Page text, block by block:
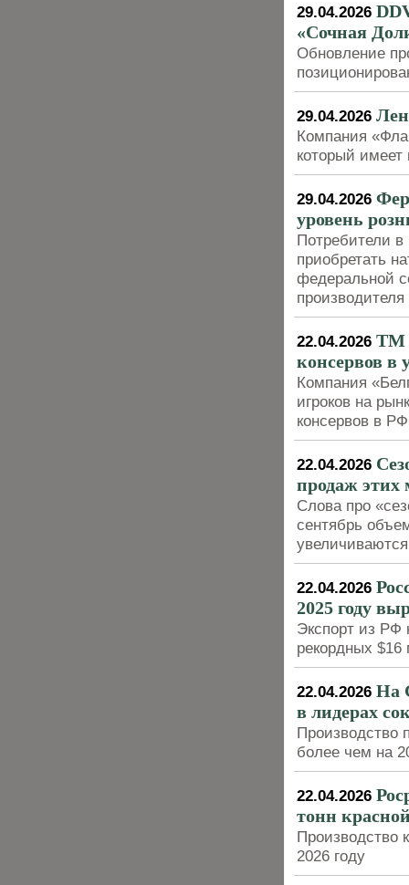
29.04.2026
«Сочная
Обновление
29.04.2026
Компания
который
29.04.2026
уровень
Потребители в
приобретать
федеральной
22.04.2026 ТМ
консервов в
Компания
игроков на
консервов в РФ
22.04.2026
продаж этих
Слова про
сентябрь
22.04.2026
2025 году
Экспорт из РФ
рекордных
22.04.2026 На
в лидерах
Производство
более чем на
22.04.2026
тонн
Производство
2026 году